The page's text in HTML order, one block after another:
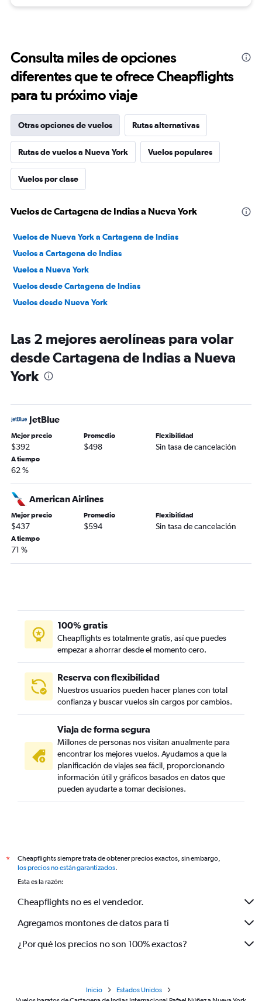
Consulta miles de opciones
diferentes que te ofrece Cheapflights
para tu próximo viaje
Otras opciones de vuelos Rutas alternativas
Rutas de vuelos a Nueva York Vuelos populares
Vuelos por clase
Vuelos de Cartagena de Indias a Nueva York
Vuelos de Nueva York a Cartagena de Indias
Vuelos a Cartagena de Indias
Vuelos a Nueva York
Vuelos desde Cartagena de Indias
Vuelos desde Nueva York
Las 2 mejores aerolíneas para volar
desde Cartagena de Indias a Nueva
York
JetBlue
Mejor precio
$392
Promedio
$498
Flexibilidad
Sin tasa de cancelación
A tiempo
62 %
American Airlines
Mejor precio
$437
Promedio
$594
Flexibilidad
Sin tasa de cancelación
A tiempo
71 %
100% gratis
Cheapflights es totalmente gratis, así que puedes
empezar a ahorrar desde el momento cero.
Reserva con flexibilidad
Nuestros usuarios pueden hacer planes con total
confianza y buscar vuelos sin cargos por cambios.
Viaja de forma segura
Millones de personas nos visitan anualmente para
encontrar los mejores vuelos. Ayudamos a que la
planificación de viajes sea fácil, proporcionando
información útil y gráficos basados en datos que
pueden ayudarte a tomar decisiones.
*
Cheapflights siempre trata de obtener precios exactos, sin embargo,
los precios no están garantizados.
Esta es la razón:
Cheapflights no es el vendedor.
Agregamos montones de datos para ti
¿Por qué los precios no son 100% exactos?
Inicio
Estados Unidos